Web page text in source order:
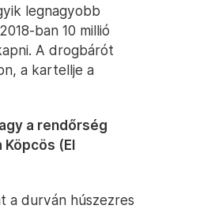
legnagyobb
ban 10 millió
A drogbárót
a kartellje a
a rendőrség
(El
a durván húszezres